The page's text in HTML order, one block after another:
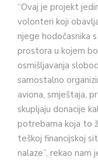
“Ovaj je projekt
volonteri koji
njege hodočasnika
prostora u kojem
osmišljavanja
samostalno
aviona, smještaja,
skupljaju donacije
potrebama koja to
teškoj financijskoj
nalaze”, rekao